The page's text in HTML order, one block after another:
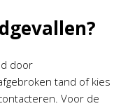
door
tand of kies
Voor de